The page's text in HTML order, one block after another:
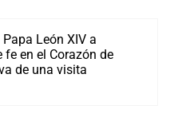
León XIV a
fe en el Corazón de
de una visita